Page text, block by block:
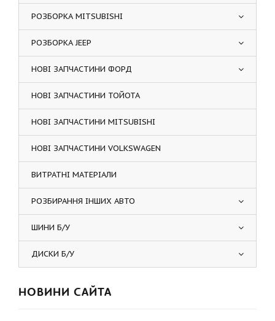
РОЗБОРКА MITSUBISHI
РОЗБОРКА JEEP
НОВІ ЗАПЧАСТИНИ ФОРД
НОВІ ЗАПЧАСТИНИ ТОЙОТА
НОВІ ЗАПЧАСТИНИ MITSUBISHI
НОВІ ЗАПЧАСТИНИ VOLKSWAGEN
ВИТРАТНІ МАТЕРІАЛИ
РОЗБИРАННЯ ІНШИХ АВТО
ШИНИ Б/У
ДИСКИ Б/У
НОВИНИ САЙТА